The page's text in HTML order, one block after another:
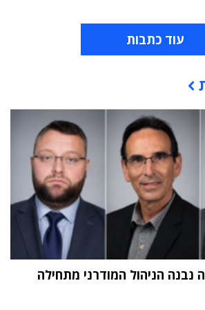
עוד כתבות
נבנה הניהול המודרני מתחילה